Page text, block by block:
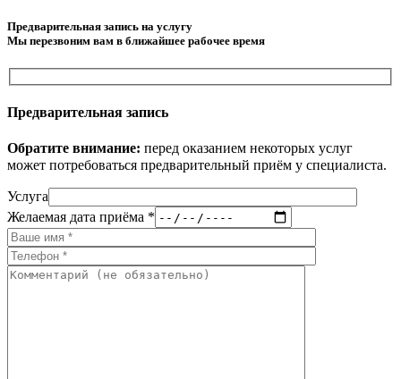
Предварительная запись на услугу
Мы перезвоним вам в ближайшее рабочее время
Предварительная запись
Обратите внимание: перед оказанием некоторых услуг
может потребоваться предварительный приём у специалиста.
Услуга
Желаемая дата приёма *